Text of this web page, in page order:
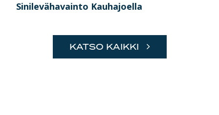
Sinilevähavainto Kauhajoella
KATSO KAIKKI